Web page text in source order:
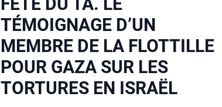
TÉMOIGNAGE D’UN
MEMBRE DE LA FLOTTILLE
POUR GAZA SUR LES
TORTURES EN ISRAËL